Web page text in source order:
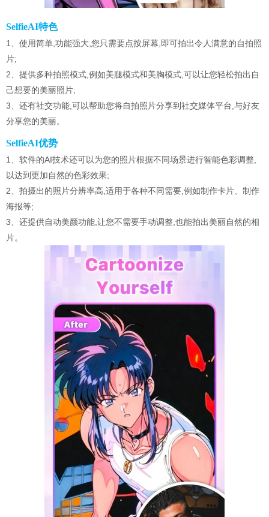
SelfieAI特色
1、使用简单,功能强大,您只需要点按屏幕,即可拍出令人满意的自拍照
片;
2、提供多种拍照模式,例如美腿模式和美胸模式,可以让您轻松拍出自
己想要的美丽照片;
3、还有社交功能,可以帮助您将自拍照片分享到社交媒体平台,与好友
分享您的美丽。
SelfieAI优势
1、软件的AI技术还可以为您的照片根据不同场景进行智能色彩调整,
以达到更加自然的色彩效果;
2、拍摄出的照片分辨率高,适用于各种不同需要,例如制作卡片、制作
海报等;
3、还提供自动美颜功能,让您不需要手动调整,也能拍出美丽自然的相
片。